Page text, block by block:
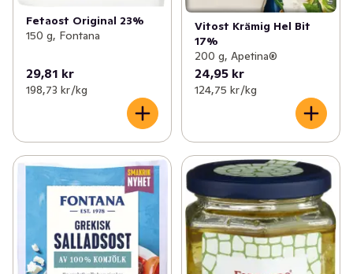
Fetaost Original 23%
150 g, Fontana
29,81 kr
198,73 kr /kg
Vitost Krämig Hel Bit
17%
200 g, Apetina®
24,95 kr
124,75 kr /kg